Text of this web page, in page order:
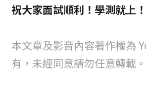
祝大家面試順利！學測就上！
本文章及影音內容著作權為
有，未經同意請勿任意轉載。